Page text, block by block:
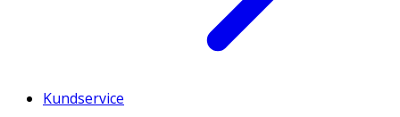
Kundservice